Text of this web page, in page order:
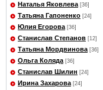
Наталья Яковлева [36]
Татьяна Гапоненко [24]
Юлия Егорова [36]
Станислав Степанов [12]
Татьяна Мордвинова [36]
Ольга Коляда [36]
Станислав Шилин [24]
Ирина Захарова [24]